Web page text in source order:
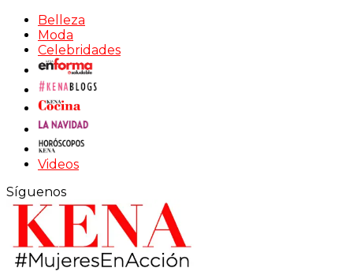
Belleza
Moda
Celebridades
Videos
Síguenos